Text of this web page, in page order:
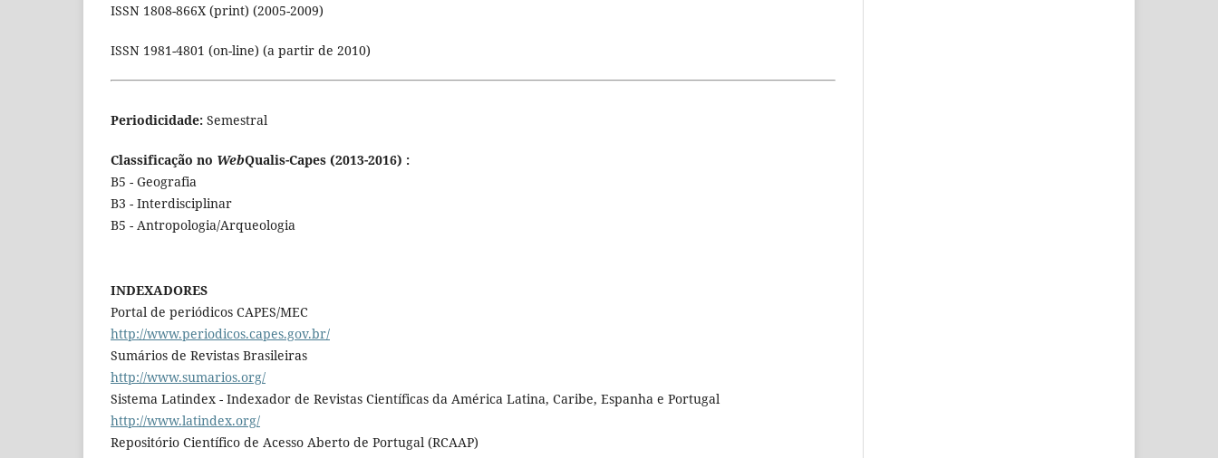
ISSN 1808-866X (print) (2005-2009)
ISSN 1981-4801 (on-line) (a partir de 2010)
Periodicidade: Semestral
Classificação no WebQualis-Capes (2013-2016) :
B5 - Geografia
B3 - Interdisciplinar
B5 - Antropologia/Arqueologia
INDEXADORES
Portal de periódicos CAPES/MEC
http://www.periodicos.capes.gov.br/
Sumários de Revistas Brasileiras
http://www.sumarios.org/
Sistema Latindex - Indexador de Revistas Científicas da América Latina, Caribe, Espanha e Portugal
http://www.latindex.org/
Repositório Científico de Acesso Aberto de Portugal (RCAAP)